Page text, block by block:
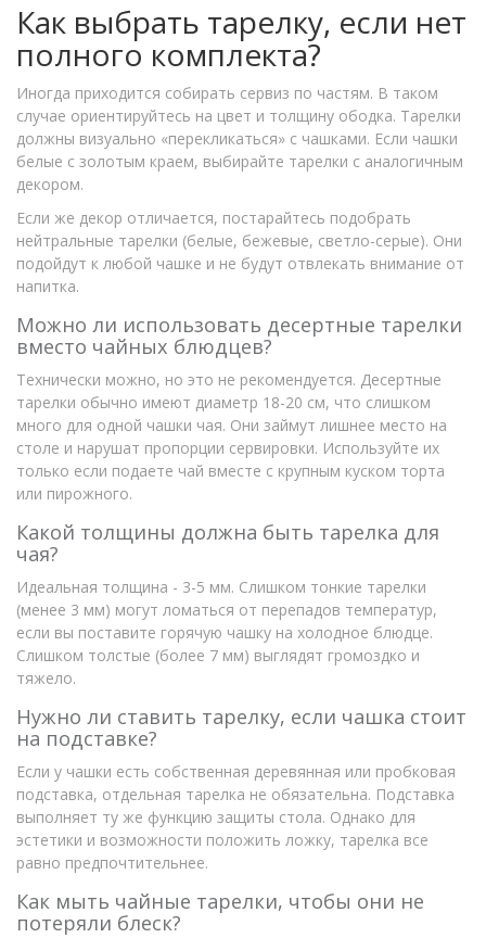
Как выбрать тарелку, если нет
полного комплекта?
Иногда приходится собирать сервиз по частям. В таком
случае ориентируйтесь на цвет и толщину ободка. Тарелки
должны визуально «перекликаться» с чашками. Если чашки
белые с золотым краем, выбирайте тарелки с аналогичным
декором.
Если же декор отличается, постарайтесь подобрать
нейтральные тарелки (белые, бежевые, светло-серые). Они
подойдут к любой чашке и не будут отвлекать внимание от
напитка.
Можно ли использовать десертные тарелки
вместо чайных блюдцев?
Технически можно, но это не рекомендуется. Десертные
тарелки обычно имеют диаметр 18-20 см, что слишком
много для одной чашки чая. Они займут лишнее место на
столе и нарушат пропорции сервировки. Используйте их
только если подаете чай вместе с крупным куском торта
или пирожного.
Какой толщины должна быть тарелка для
чая?
Идеальная толщина - 3-5 мм. Слишком тонкие тарелки
(менее 3 мм) могут ломаться от перепадов температур,
если вы поставите горячую чашку на холодное блюдце.
Слишком толстые (более 7 мм) выглядят громоздко и
тяжело.
Нужно ли ставить тарелку, если чашка стоит
на подставке?
Если у чашки есть собственная деревянная или пробковая
подставка, отдельная тарелка не обязательна. Подставка
выполняет ту же функцию защиты стола. Однако для
эстетики и возможности положить ложку, тарелка все
равно предпочтительнее.
Как мыть чайные тарелки, чтобы они не
потеряли блеск?